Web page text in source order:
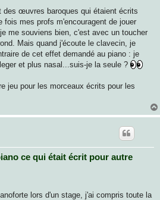
des œuvres baroques qui étaient écrits
fois mes profs m'encouragent de jouer
me souviens bien, c'est avec un toucher
Mais quand j'écoute le clavecin, je
de cet effet demandé au piano : je
et plus nasal...suis-je la seule ?
jeu pour les morceaux écrits pour les
ce qui était écrit pour autre
lors d'un stage, j'ai compris toute la